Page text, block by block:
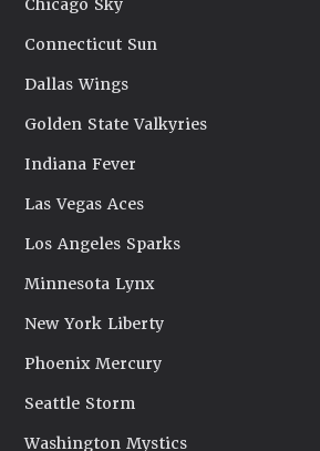
Chicago Sky
Connecticut Sun
Dallas Wings
Golden State Valkyries
Indiana Fever
Las Vegas Aces
Los Angeles Sparks
Minnesota Lynx
New York Liberty
Phoenix Mercury
Seattle Storm
Washington Mystics